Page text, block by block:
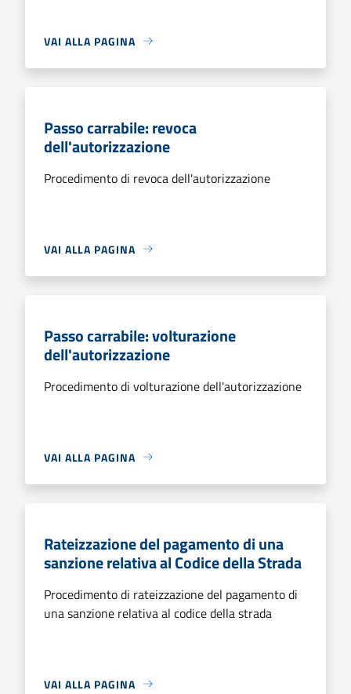
VAI ALLA PAGINA
Passo carrabile: revoca
dell'autorizzazione
Procedimento di revoca dell'autorizzazione
VAI ALLA PAGINA
Passo carrabile: volturazione
dell'autorizzazione
Procedimento di volturazione dell'autorizzazione
VAI ALLA PAGINA
Rateizzazione del pagamento di una
sanzione relativa al Codice della Strada
Procedimento di rateizzazione del pagamento di
una sanzione relativa al codice della strada
VAI ALLA PAGINA